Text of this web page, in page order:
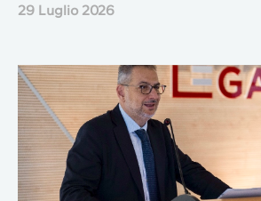
29 Luglio 2026